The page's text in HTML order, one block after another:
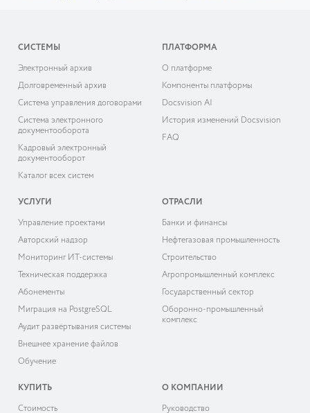
СИСТЕМЫ
Электронный архив
Долговременный архив
Система управления договорами
Система электронного
документооборота
Кадровый электронный
документооборот
Каталог всех систем
ПЛАТФОРМА
О платформе
Компоненты платформы
Docsvision AI
История изменений Docsvision
FAQ
УСЛУГИ
Управление проектами
Авторский надзор
Мониторинг ИТ-системы
Техническая поддержка
Абонементы
Миграция на PostgreSQL
Аудит развёртывания системы
Внешнее хранение файлов
Обучение
ОТРАСЛИ
Банки и финансы
Нефтегазовая промышленность
Строительство
Агропромышленный комплекс
Государственный сектор
Оборонно-промышленный
комплекс
КУПИТЬ
Cтоимость
О КОМПАНИИ
Руководство